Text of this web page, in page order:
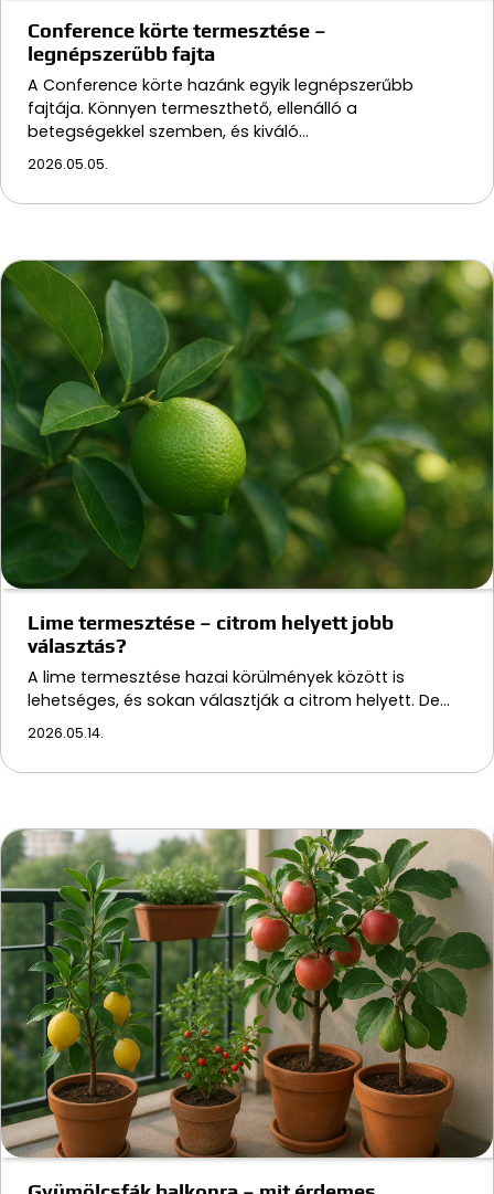
Conference körte termesztése –
legnépszerűbb fajta
A Conference körte hazánk egyik legnépszerűbb
fajtája. Könnyen termeszthető, ellenálló a
betegségekkel szemben, és kiváló…
2026.05.05.
Lime termesztése – citrom helyett jobb
választás?
A lime termesztése hazai körülmények között is
lehetséges, és sokan választják a citrom helyett. De…
2026.05.14.